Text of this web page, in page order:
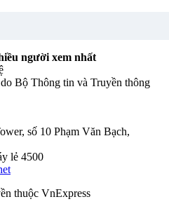
người xem nhất
Bộ Thông tin và Truyền thông
số 10 Phạm Văn Bạch,
lẻ 4500
thuộc VnExpress